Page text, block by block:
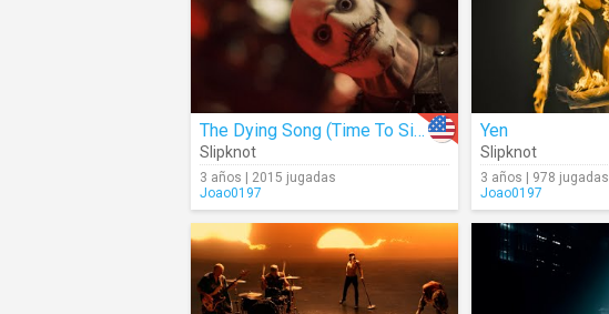
The Dying Song (Time To Sing)
Slipknot
3 años | 2015 jugadas
Joao0197
Yen
Slipknot
3 años | 978 jugadas
Joao0197